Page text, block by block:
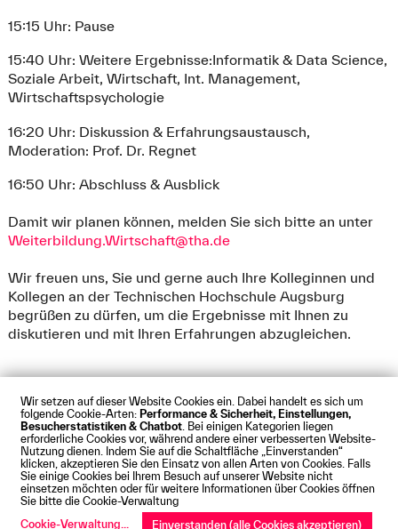
Wir setzen auf dieser Website Cookies ein. Dabei handelt es sich um
folgende Cookie-Arten: Performance & Sicherheit, Einstellungen,
Besucherstatistiken & Chatbot . Bei einigen Kategorien liegen
erforderliche Cookies vor, während andere einer verbesserten Website-
Nutzung dienen. Indem Sie auf die Schaltfläche „Einverstanden“
klicken, akzeptieren Sie den Einsatz von allen Arten von Cookies. Falls
Sie einige Cookies bei Ihrem Besuch auf unserer Website nicht
einsetzen möchten oder für weitere Informationen über Cookies öffnen
Sie bitte die Cookie-Verwaltung
Cookie-Verwaltung
Einverstanden (alle Cookies akzeptieren)
15:15 Uhr: Pause
15:40 Uhr: Weitere Ergebnisse:Informatik & Data Science,
Soziale Arbeit, Wirtschaft, Int. Management,
Wirtschaftspsychologie
16:20 Uhr: Diskussion & Erfahrungsaustausch,
Moderation: Prof. Dr. Regnet
16:50 Uhr: Abschluss & Ausblick
Damit wir planen können, melden Sie sich bitte an unter
Weiterbildung.Wirtschaft@tha.de
Wir freuen uns, Sie und gerne auch Ihre Kolleginnen und
Kollegen an der Technischen Hochschule Augsburg
begrüßen zu dürfen, um die Ergebnisse mit Ihnen zu
diskutieren und mit Ihren Erfahrungen abzugleichen.
Impressum Datenschutz Cookies
Barrierefreiheit
Kontakt Presse Anfahrt Intranet Webmail
© Technische Hochschule Augsburg